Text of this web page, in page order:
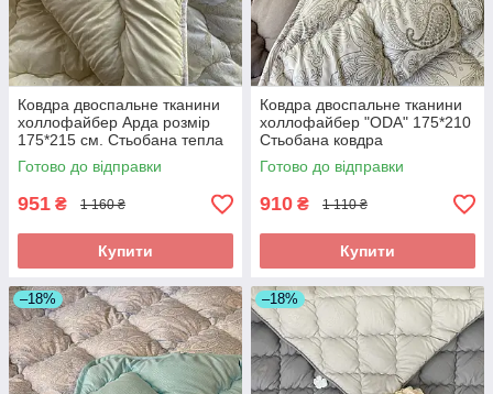
Ковдра двоспальне тканини
холлофайбер Арда розмір
175*215 см. Стьобана тепла
ковдра
Готово до відправки
951 ₴ 1 160 ₴
Купити
Ковдра двоспальне тканини
холлофайбер "ODA" 175*210
Стьобана ковдра
Готово до відправки
910 ₴ 1 110 ₴
Купити
–18% –18%